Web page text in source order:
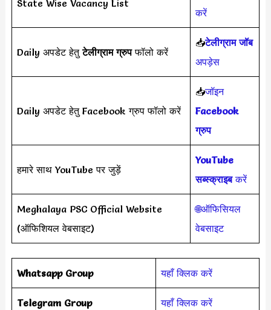
State Wise Vacancy List
करें
Daily अपडेट हेतुटेलीग्राम ग्रुपफॉलो करें
📥टेलीग्राम जॉब
अपड़ेस
Daily अपडेट हेतु Facebook ग्रुप फॉलो करें
📥जॉइन
Facebook
ग्रुप
हमारे साथ YouTube पर जुड़ें
YouTube
सब्स्क्राइबकरें
Meghalaya PSC Official Website
(ऑफिशियल वेबसाइट)
🌐ऑफिसियल
वेबसाइट
Whatsapp Group यहाँ क्लिक करें
Telegram Group यहाँ क्लिक करें